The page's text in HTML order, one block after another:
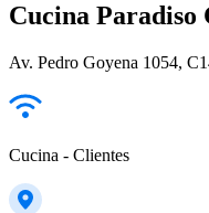
Cucina Paradiso
Av. Pedro Goyena 1054,
Cucina - Clientes